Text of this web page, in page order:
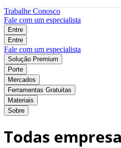
Trabalhe Conosco
Fale com um especialista
Entre
Entre
Fale com um especialista
Solução Premium
Porte
Mercados
Ferramentas Gratuitas
Materiais
Sobre
Todas